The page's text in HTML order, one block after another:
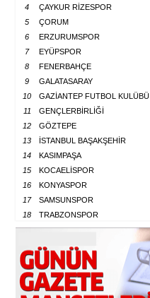
4
ÇAYKUR RİZESPOR
5
ÇORUM
6
ERZURUMSPOR
7
EYÜPSPOR
8
FENERBAHÇE
9
GALATASARAY
10
GAZİANTEP FUTBOL KULÜBÜ
11
GENÇLERBİRLİĞİ
12
GÖZTEPE
13
İSTANBUL BAŞAKŞEHİR
14
KASIMPAŞA
15
KOCAELİSPOR
16
KONYASPOR
17
SAMSUNSPOR
18
TRABZONSPOR